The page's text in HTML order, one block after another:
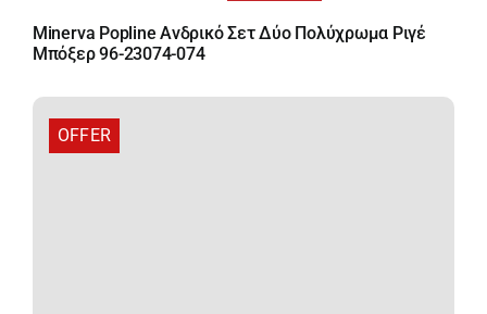
22,01 €
Minerva Popline Ανδρικό Σετ Δύο Πολύχρωμα Ριγέ
Μπόξερ 96-23074-074
OFFER